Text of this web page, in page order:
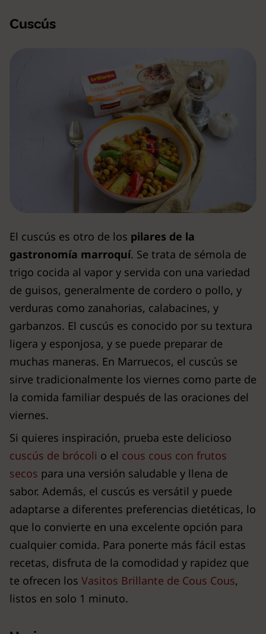
Cuscús
El cuscús es otro de los pilares de la
gastronomía marroquí. Se trata de sémola de
trigo cocida al vapor y servida con una variedad
de guisos, generalmente de cordero o pollo, y
verduras como zanahorias, calabacines, y
garbanzos. El cuscús es conocido por su textura
ligera y esponjosa, y se puede preparar de
muchas maneras. En Marruecos, el cuscús se
sirve tradicionalmente los viernes como parte de
la comida familiar después de las oraciones del
viernes.
Si quieres inspiración, prueba este delicioso
cuscús de brócoli o el cous cous con frutos
secos para una versión saludable y llena de
sabor. Además, el cuscús es versátil y puede
adaptarse a diferentes preferencias dietéticas, lo
que lo convierte en una excelente opción para
cualquier comida. Para ponerte más fácil estas
recetas, disfruta de la comodidad y rapidez que
te ofrecen los Vasitos Brillante de Cous Cous,
listos en solo 1 minuto.